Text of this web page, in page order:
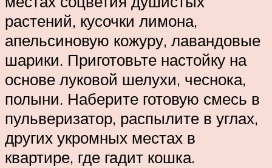
растений, кусочки лимона,
апельсиновую кожуру, лавандовые
шарики. Приготовьте настойку на
основе луковой шелухи, чеснока,
полыни. Наберите готовую смесь в
пульверизатор, распылите в углах,
других укромных местах в
квартире, где гадит кошка.